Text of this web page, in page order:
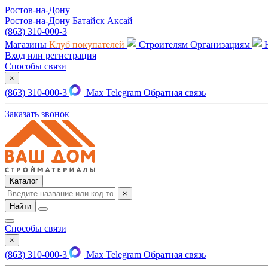
Ростов-на-Дону
Ростов-на-Дону Батайск Аксай
(863) 310-000-3
Магазины Клуб покупателей Строителям Организациям
Вход или регистрация
Способы связи
×
(863) 310-000-3 Max Telegram Обратная связь
Заказать звонок
Каталог
×
Найти
Способы связи
×
(863) 310-000-3 Max Telegram Обратная связь